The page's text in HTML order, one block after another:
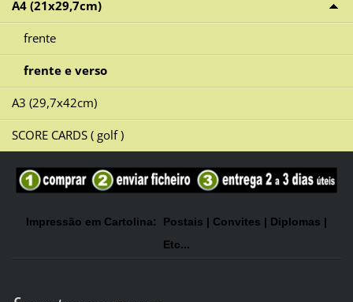
A4 (21x29,7cm)
frente
frente e verso
A3 (29,7x42cm)
SCORE CARDS ( golf )
Impressão em Cartolina: Postais | Convites | Diplomas |
Etc...